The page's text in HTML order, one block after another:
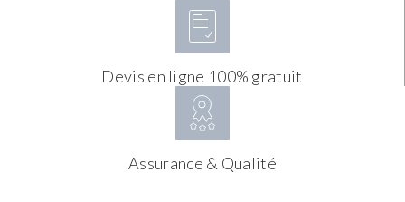
Devis en ligne 100% gratuit
Assurance & Qualité